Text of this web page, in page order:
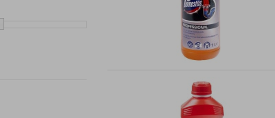
Klauzula Informacyjna (rozwiń)
Lista Zaufanych Partnerów (rozwiń)